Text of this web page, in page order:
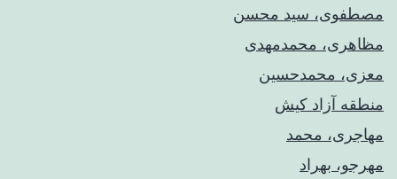
مصطفوی، سید محسن
مظاهری، محمدمهدی
معزی، محمدحسین
منطقه آزاد کیش
مهاجری، محمد
مهرجو، بهراد